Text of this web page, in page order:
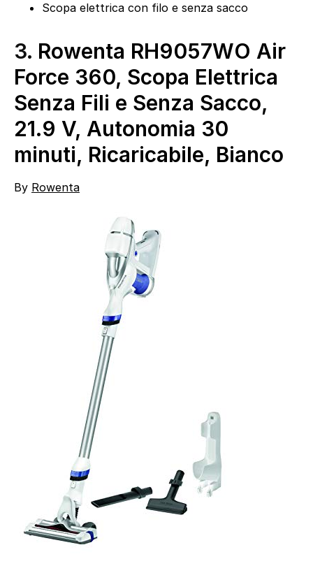
Scopa elettrica con filo e senza sacco
3. Rowenta RH9057WO Air
Force 360, Scopa Elettrica
Senza Fili e Senza Sacco,
21.9 V, Autonomia 30
minuti, Ricaricabile, Bianco
By Rowenta